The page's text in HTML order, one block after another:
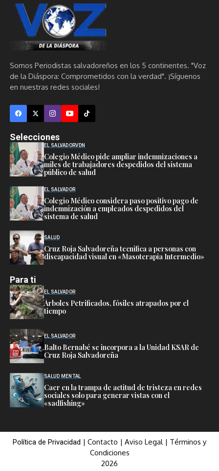
Somos Periodistas salvadoreños en los 5 continentes. "Voz
de la Diáspora: Comprometidos con la verdad". ¡Síguenos
en nuestras redes sociales!
Selecciones
EL SALVADORVDN
Colegio Médico pide ampliar indemnizaciones a
miles de trabajadores despedidos del sistema
público de salud
EL SALVADOR
Colegio Médico considera paso positivo pago de
indemnización a empleados despedidos del
sistema de salud
SALUD
Cruz Roja Salvadoreña tecnifica a personas con
discapacidad visual en «Masoterapia Intermedio»
Para ti
EL SALVADOR
Árboles Petrificados, fósiles atrapados por el
tiempo
EL SALVADOR
Balto Bernabé se incorpora a la Unidad KSAR de
Cruz Roja Salvadoreña
SALUD MENTAL
Caer en la trampa de actitud de tristeza en redes
sociales solo para generar vistas con el
«sadfishing»
Política de Privacidad | Contacto | Aviso Legal| Términos y
Condiciones
2026